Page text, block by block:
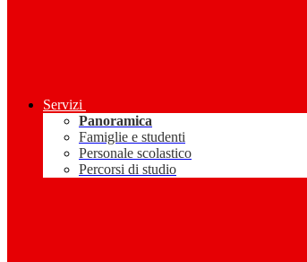
Servizi
Panoramica
Famiglie e studenti
Personale scolastico
Percorsi di studio